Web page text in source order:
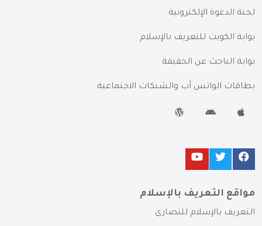
لجنة الدعوة الإلكترونية
بوابة الكويت للتعريف بالإسلام
بوابة الباحث عن الحقيقة
بطاقات الواتس آب والشبكات الاجتماعية
مواقع التعريف بالإسلام
التعريف بالإسلام للنصارى